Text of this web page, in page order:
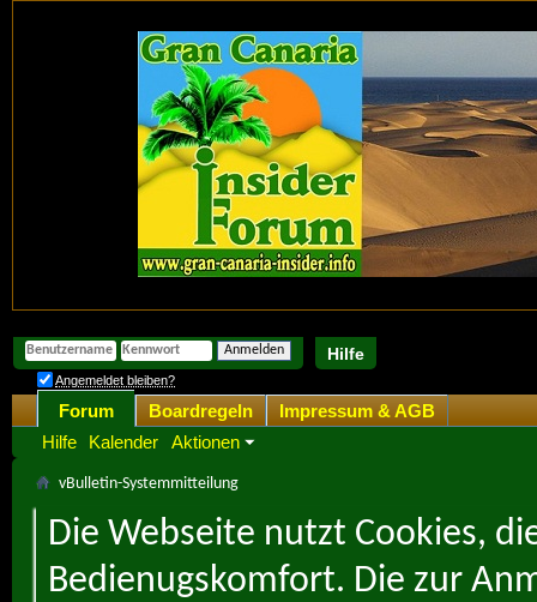
Hilfe
Angemeldet bleiben?
Forum
Hilfe
Kalender Aktionen
Boardregeln Impressum & AGB
vBulletin-Systemmitteilung
Die Webseite nutzt Cookies,
Bedienugskomfort. Die zur